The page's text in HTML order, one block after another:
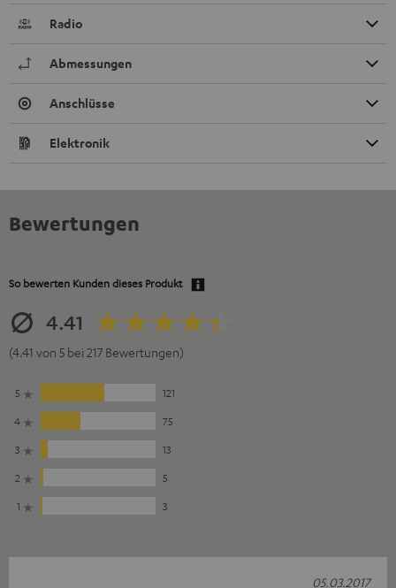
Radio
Abmessungen
Anschlüsse
Elektronik
Bewertungen
So bewerten Kunden dieses Produkt
4.41
(4.41 von 5 bei 217 Bewertungen)
5
121
4
75
3
13
2
5
1
3
05.03.2017